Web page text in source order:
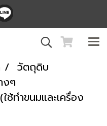
วัตถุดิบ
งๆ
ทำขนมและเครื่อง